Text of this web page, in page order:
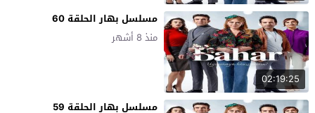
02:19:25
مسلسل بهار الحلقة 60
منذ 8 أشهر
مسلسل بهار الحلقة 59